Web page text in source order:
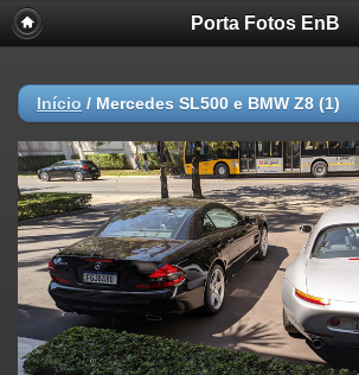
Porta Fotos EnB
Início / Mercedes SL500 e BMW Z8 (1)